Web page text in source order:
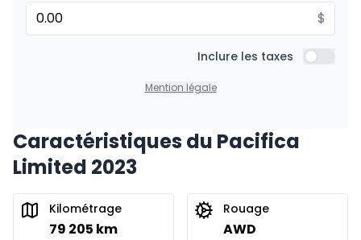
Financement sur 36 mois
301 $/Sem.
Financement sur 24 mois
Financement sur 24 mois
À partir de :
$
Inclure les taxes Inclure
Mention légale
Caractéristiques du Pacifica
Limited 2023
Kilométrage
79 205 km
Rouage
AWD